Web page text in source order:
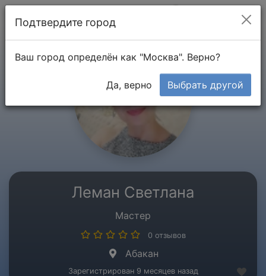
Леман Светлана
Мастер
0 отзывов
Абакан
Зарегистрирован 9 месяцев назад
Подтвердите город
Ваш город определён как "Москва". Верно?
Да, верно Выбрать другой